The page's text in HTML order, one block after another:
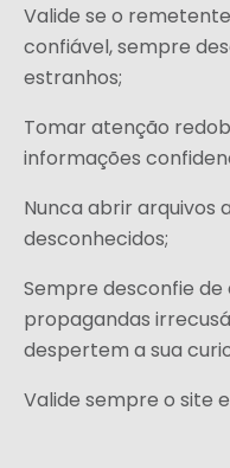
Valide se o
confiável, sempre
estranhos;
Tomar atenção
informações
Nunca abrir arquivos
desconhecidos;
Sempre desconfie
propagandas
despertem a sua
Valide sempre o site